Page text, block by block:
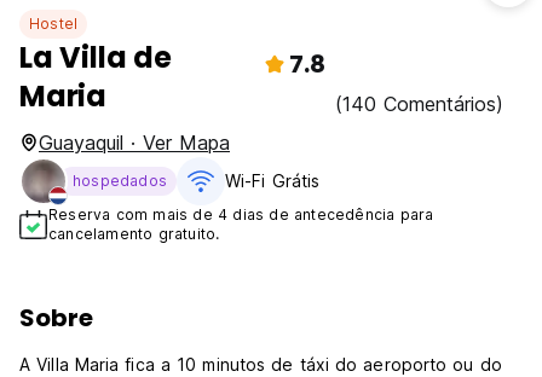
Hostel
La Villa de
Maria
7.8
(140 Comentários)
Guayaquil · Ver Mapa
hospedados Wi-Fi Grátis
Reserva com mais de 4 dias de antecedência para
cancelamento gratuito.
Sobre
A Villa Maria fica a 10 minutos de táxi do aeroporto ou do